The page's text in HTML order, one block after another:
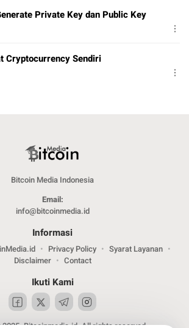
Private Key dan Public Key
Cryptocurrency Sendiri
Bitcoin Media Indonesia
Email:
info@bitcoinmedia.id
Informasi
Privacy Policy
Syarat Layanan
Disclaimer
Contact
Ikuti Kami